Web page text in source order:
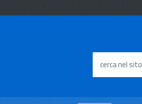
cerca nel sito